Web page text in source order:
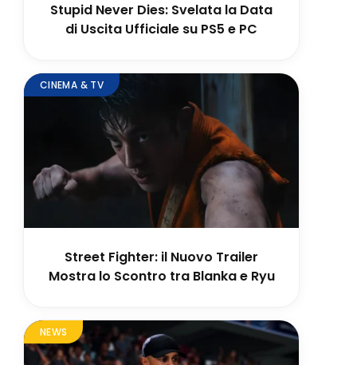
Stupid Never Dies: Svelata la Data
di Uscita Ufficiale su PS5 e PC
CINEMA & TV
Street Fighter: il Nuovo Trailer
Mostra lo Scontro tra Blanka e Ryu
NEWS